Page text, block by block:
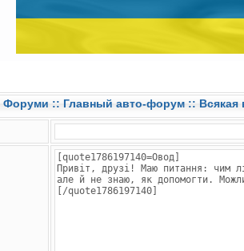
Форуми :: Главный авто-форум :: Всякая